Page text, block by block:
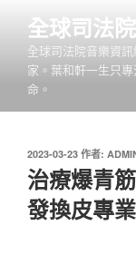
全球司法
全球司法院音樂資
家。葉和軒一生只
命。
發
佈
於
2023-03-23 作者:
治療爆青
發換皮專